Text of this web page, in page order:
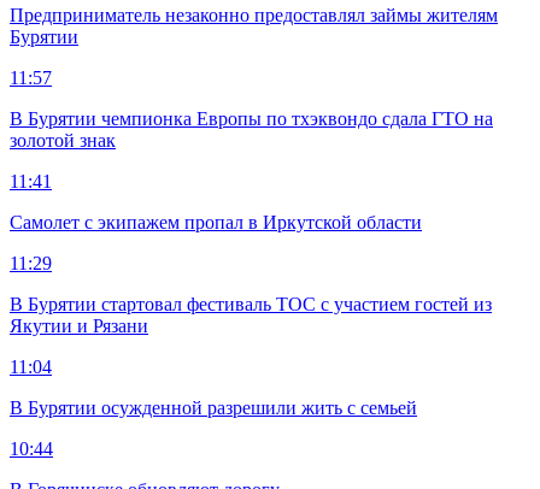
Предприниматель незаконно предоставлял займы жителям
Бурятии
11:57
В Бурятии чемпионка Европы по тхэквондо сдала ГТО на
золотой знак
11:41
Самолет с экипажем пропал в Иркутской области
11:29
В Бурятии стартовал фестиваль ТОС с участием гостей из
Якутии и Рязани
11:04
В Бурятии осужденной разрешили жить с семьей
10:44